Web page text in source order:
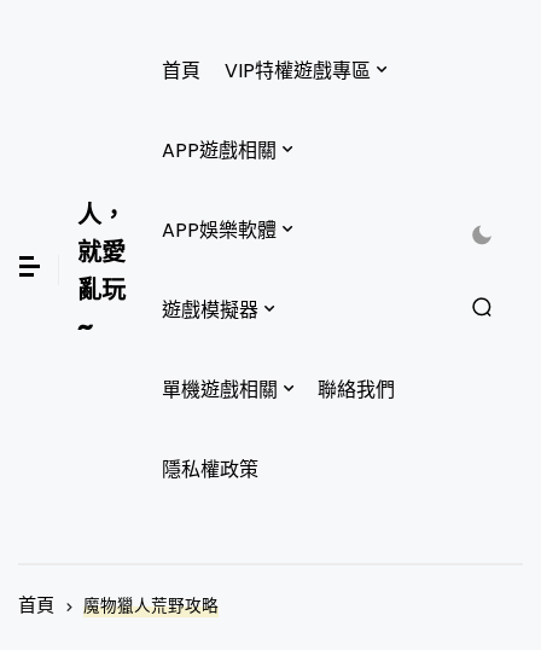
人，
就愛
亂玩
~
首頁 VIP特權遊戲專區
APP遊戲相關
APP娛樂軟體
遊戲模擬器
單機遊戲相關 聯絡我們
隱私權政策
首頁 魔物獵人荒野攻略